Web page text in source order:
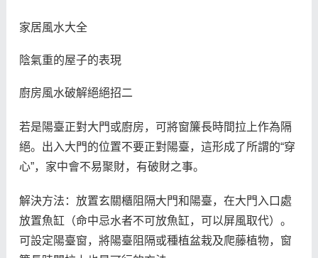
家居風水大全
陰氣重的屋子的表現
廚房風水破解絕絕招二
若是陽臺正對大門或廚房，可將窗簾長時間拉上作為隔
絕。出入大門的位置不要正對陽臺，這形成了所謂的“穿
心”，家中會不易聚財，有破財之事。
解決方法：放置玄關櫃阻隔大門和陽臺，在大門入口處
放置魚缸（命中忌水者不可放魚缸，可以屏風取代）。
可設定陽臺窗，將陽臺阻隔或種植盆栽及爬藤植物，窗